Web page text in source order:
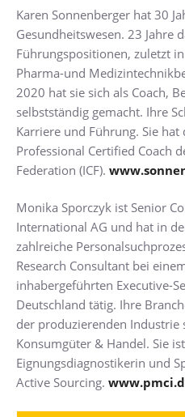
Karen Sonnenberger hat 30
Gesundheitswesen. 23 Jahre
Führungspositionen, zuletzt
Pharma-und
2020 hat sie sich als Coach,
selbstständig gemacht. Ihre
Karriere und Führung. Sie
Professional Certified Coach
Federation (ICF).
Monika Sporczyk ist Senior
International AG und hat in
zahlreiche
Research Consultant bei
inhabergeführten Executive-
Deutschland tätig. Ihre
der produzierenden Industrie
Konsumgüter & Handel. Sie
Eignungsdiagnostikerin und
Active Sourcing.